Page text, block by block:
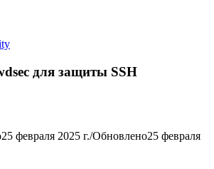
для защиты SSH
25 февраля 2025 г./Обновлено25 февраля